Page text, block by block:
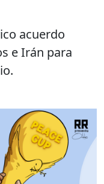
acuerdo
e Irán para